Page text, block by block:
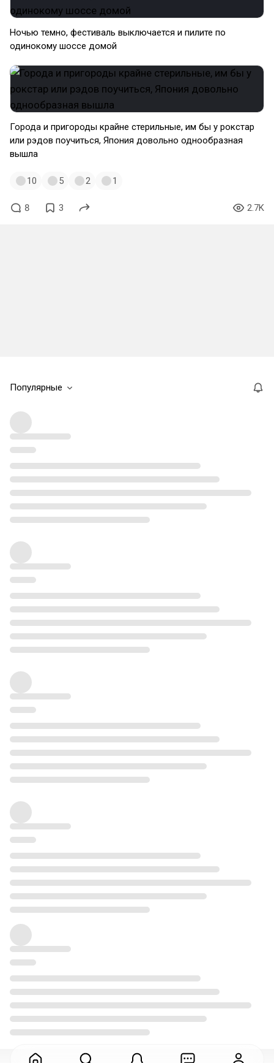
Ночью темно, фестиваль выключается и пилите по
одинокому шоссе домой
Города и пригороды крайне стерильные, им бы у рокстар
или рэдов поучиться, Япония довольно однообразная
вышла
10 5 2 1
8 3 2.7K
Популярные